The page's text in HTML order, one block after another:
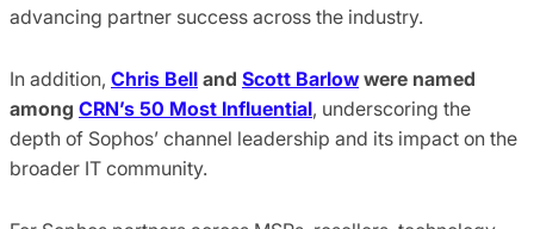
advancing partner success across the industry.
In addition, Chris Bell and Scott Barlowwere named
among CRN’s 50 Most Influential, underscoring the
depth of Sophos’ channel leadership and its impact on the
broader IT community.